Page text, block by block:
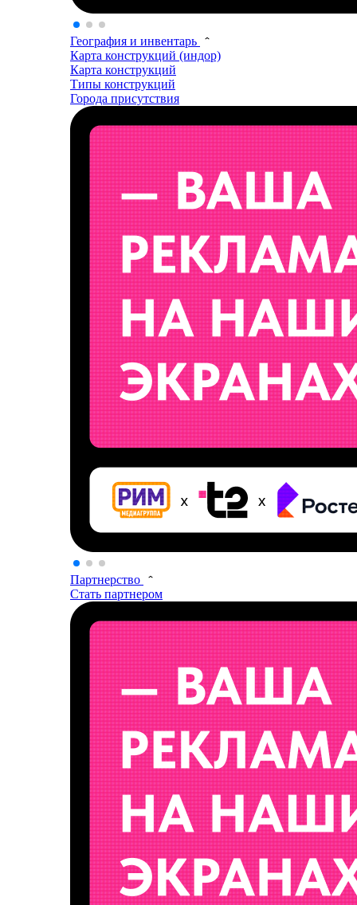
География и инвентарь
Карта конструкций (индор)
Карта конструкций
Типы конструкций
Города присутствия
Партнерство
Стать партнером